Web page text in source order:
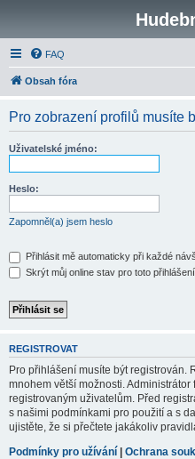
FAQ
Obsah fóra
Pro zobrazení profilů musíte
Uživatelské jméno:
Heslo:
Zapomněl(a) jsem heslo
Přihlásit mě automaticky při každé
Skrýt můj online stav pro toto přihlášení
REGISTROVAT
Pro přihlášení musíte být registrován.
mnohem větší možnosti.
registrovaným uživatelům. Před
s našimi podmínkami pro použití a s
ujistěte, že si přečtete jakákoliv
Podmínky pro užívání | Ochrana